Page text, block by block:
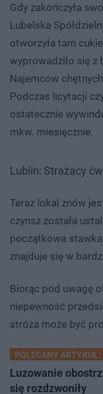
Gdy zakończyła
Lubelska
otworzyła tam
wyprowadziło się z
Najemców
Podczas licytacji
ostatecznie
mkw. miesięcznie.
Lublin: Strażacy
Teraz lokal znów
czynsz została
początkowa
znajduje się w
Biorąc pod uwagę
niepewność
stróża może być
POLECANY ARTYKUŁ:
Luzowanie
się rozdzwoniły